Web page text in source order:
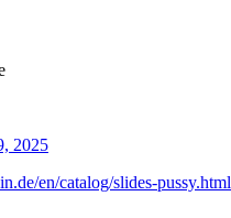
2025
en/catalog/slides-pussy.html